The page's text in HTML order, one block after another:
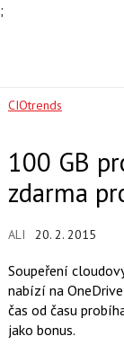
;
CIOtrends
100 GB
zdarma
ALI 20. 2. 2015
Soupeření
nabízí na
čas od času
jako bonus.